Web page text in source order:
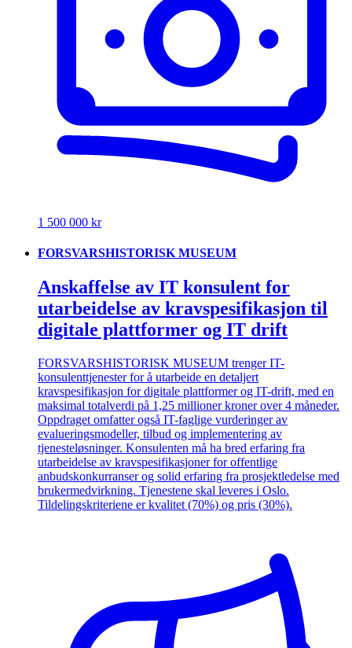
1 500 000 kr
FORSVARSHISTORISK MUSEUM
Anskaffelse av IT konsulent for
utarbeidelse av kravspesifikasjon til
digitale plattformer og IT drift
FORSVARSHISTORISK MUSEUM trenger IT-
konsulenttjenester for å utarbeide en detaljert
kravspesifikasjon for digitale plattformer og IT-drift, med en
maksimal totalverdi på 1,25 millioner kroner over 4 måneder.
Oppdraget omfatter også IT-faglige vurderinger av
evalueringsmodeller, tilbud og implementering av
tjenesteløsninger. Konsulenten må ha bred erfaring fra
utarbeidelse av kravspesifikasjoner for offentlige
anbudskonkurranser og solid erfaring fra prosjektledelse med
brukermedvirkning. Tjenestene skal leveres i Oslo.
Tildelingskriteriene er kvalitet (70%) og pris (30%).